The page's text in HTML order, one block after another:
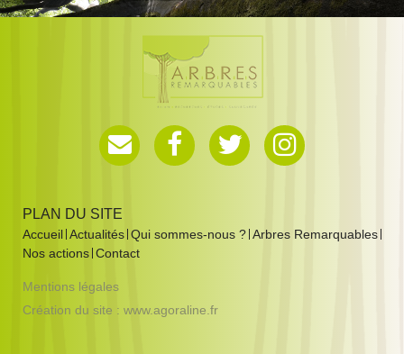
PLAN DU SITE
Accueil Actualités Qui sommes-nous ? Arbres Remarquables
Nos actions Contact
Mentions légales
Création du site : www.agoraline.fr